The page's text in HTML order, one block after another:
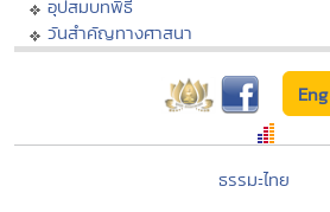
อุปสมบทพิธี
วันสำคัญทางศาสนา
Eng
ธรรมะไทย